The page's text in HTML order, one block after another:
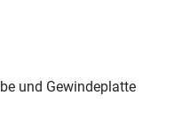
und Gewindeplatte